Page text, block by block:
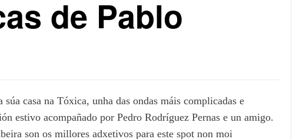
de Pablo
súa casa na Tóxica, unha das ondas máis complicadas e
estivo acompañado por Pedro Rodríguez Pernas e un amigo.
son os millores adxetivos para este spot non moi